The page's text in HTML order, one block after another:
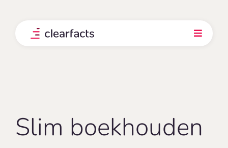
Toggle
Onze klanten
Slim boekhouden